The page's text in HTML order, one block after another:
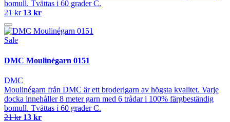
bomull. Tvättas i 60 grader C.
21 kr 13 kr
Sale
DMC Moulinégarn 0151
DMC
Moulinégarn från DMC är ett broderigarn av högsta kvalitet. Varje
docka innehåller 8 meter garn med 6 trådar i 100% färgbeständig
bomull. Tvättas i 60 grader C.
21 kr 13 kr